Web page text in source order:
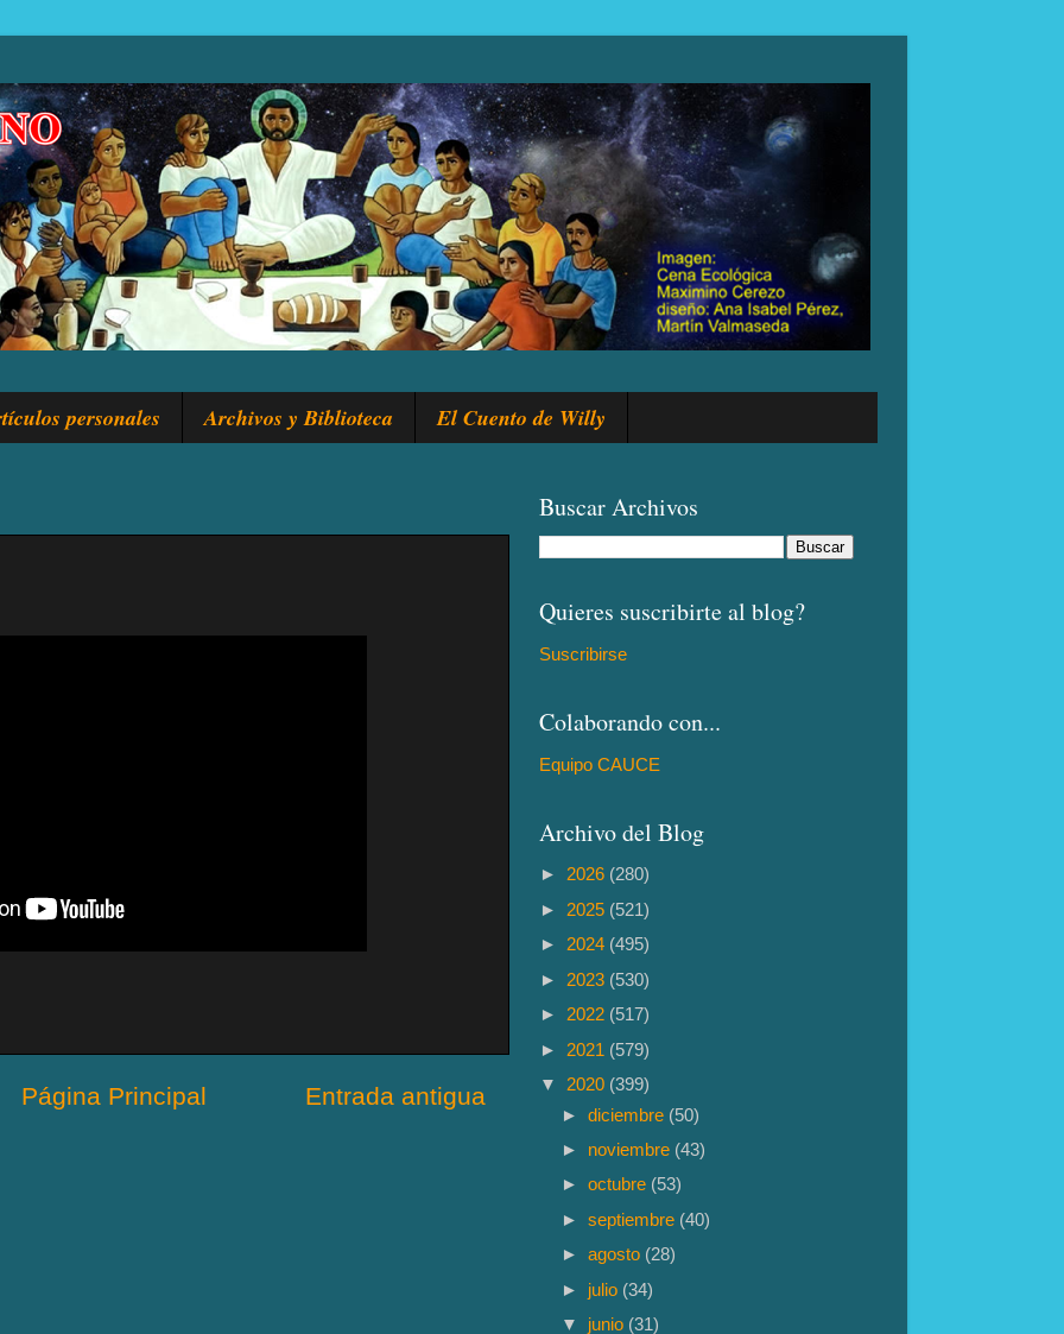
personales Archivos y Biblioteca El Cuento de Willy
Entrada antigua
Página Principal
Buscar Archivos
Quieres suscribirte al blog?
Suscribirse
Colaborando con...
Equipo CAUCE
Archivo del Blog
► 2026 (280)
► 2025 (521)
► 2024 (495)
► 2023 (530)
► 2022 (517)
► 2021 (579)
▼ 2020 (399)
►diciembre (50)
► noviembre (43)
►octubre (53)
►septiembre (40)
►agosto (28)
► julio (34)
▼ junio (31)